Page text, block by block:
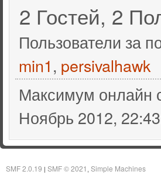
2 Гостей, 2
Пользователи за
min1, persivalhawk
Максимум онлайн
Ноябрь 2012,
SMF 2.0.19 | SMF © 2021 Simple Machines